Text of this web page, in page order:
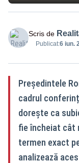
Scris de
Publicat:6 iun.
Președintele
cadrul
dorește ca
fie încheiat cât
termen exact
analizează